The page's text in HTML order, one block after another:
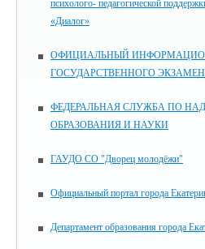
психолого- педагогической
«Диалог»
ОФИЦИАЛЬНЫЙ
ГОСУДАРСТВЕННОГО
ФЕДЕРАЛЬНАЯ СЛУЖБА ПО
ОБРАЗОВАНИЯ И НАУКИ
ГАУДО СО "Дворец молодёжи"
Официальный портал города
Департамент образования города